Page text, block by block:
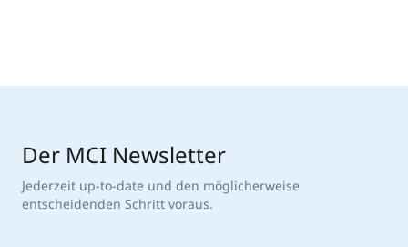
Der MCI Newsletter
Jederzeit up-to-date und den möglicherweise
entscheidenden Schritt voraus.